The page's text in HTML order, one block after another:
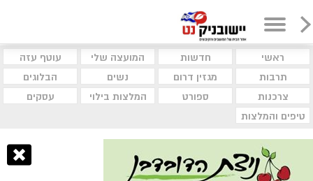
ראשי חדשות המועצה שלי
עוטף עזה
תרבות
מגזין דרום נשים
הבלוגים
צרכנות
ספורט המלצות בילוי
עסקים
טיפים והמלצות